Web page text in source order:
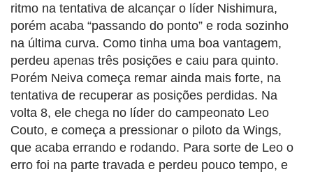
ritmo na tentativa de alcançar o líder Nishimura,
porém acaba “passando do ponto” e roda sozinho
na última curva. Como tinha uma boa vantagem,
perdeu apenas três posições e caiu para quinto.
Porém Neiva começa remar ainda mais forte, na
tentativa de recuperar as posições perdidas. Na
volta 8, ele chega no líder do campeonato Leo
Couto, e começa a pressionar o piloto da Wings,
que acaba errando e rodando. Para sorte de Leo o
erro foi na parte travada e perdeu pouco tempo, e